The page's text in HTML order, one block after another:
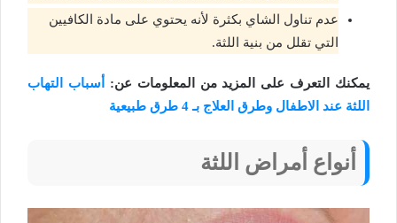
عدم تناول الشاي بكثرة لأنه يحتوي على مادة الكافيين
التي تقلل من بنية اللثة.
يمكنك التعرف على المزيد من المعلومات عن:
أسباب التهاب
اللثة عند الاطفال وطرق العلاج بـ 4 طرق طبيعية
أنواع أمراض اللثة